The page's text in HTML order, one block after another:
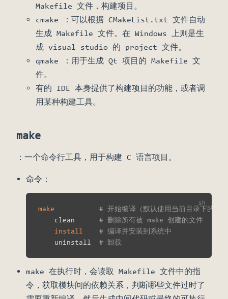
Makefile 文件，构建项目。
cmake ：可以根据 CMakeList.txt 文件自动
生成 Makefile 文件。在 Windows 上则是生
成 visual studio 的 project 文件。
qmake ：用于生成 Qt 项目的 Makefile 文
件。
有的 IDE 本身提供了构建项目的功能，或者调
用某种构建工具。
make
：一个命令行工具，用于构建 C 语言项目。
命令：
make
# 开始编译（默认使用当前目录下的
    clean
# 删除所有被 make 创建的文件
install
# 编译并安装到系统中
    uninstall
# 卸载
make 在执行时，会读取 Makefile 文件中的指
令，获取模块间的依赖关系，判断哪些文件过时了